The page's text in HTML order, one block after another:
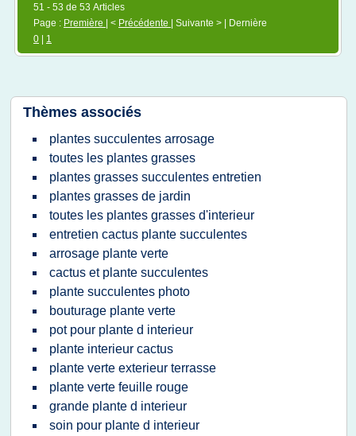
51 - 53 de 53 Articles
Page : Première | < Précédente
| Suivante > | Dernière
0
1
Thèmes associés
plantes succulentes arrosage
toutes les plantes grasses
plantes grasses succulentes entretien
plantes grasses de jardin
toutes les plantes grasses d'interieur
entretien cactus plante succulentes
arrosage plante verte
cactus et plante succulentes
plante succulentes photo
bouturage plante verte
pot pour plante d interieur
plante interieur cactus
plante verte exterieur terrasse
plante verte feuille rouge
grande plante d interieur
soin pour plante d interieur